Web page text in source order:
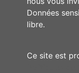
Données
libre.
Ce site est